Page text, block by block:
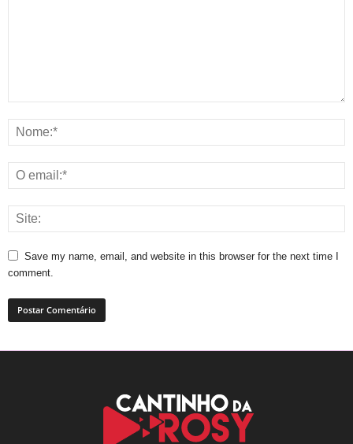
Save my name, email, and website in this browser for the next time I
comment.